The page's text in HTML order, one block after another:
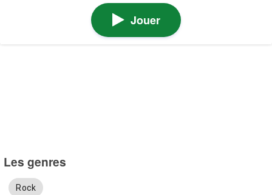
Jouer
Les genres
Rock